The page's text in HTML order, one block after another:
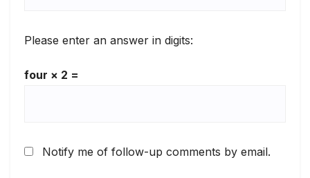
Please enter an answer in digits:
four × 2 =
Notify me of follow-up comments by email.